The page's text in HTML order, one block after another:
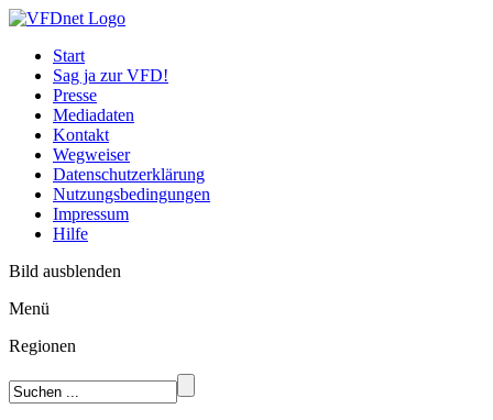
Start
Sag ja zur VFD!
Presse
Mediadaten
Kontakt
Wegweiser
Datenschutzerklärung
Nutzungsbedingungen
Impressum
Hilfe
Bild ausblenden
Menü
Regionen